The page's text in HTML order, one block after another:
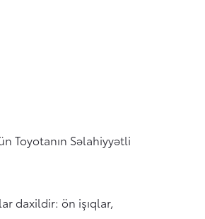
Toyotanın Səlahiyyətli
daxildir: ön işıqlar,